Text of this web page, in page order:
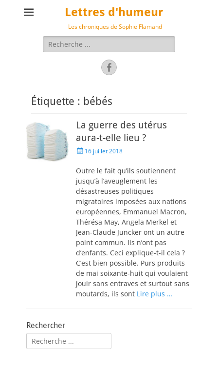
Lettres d'humeur
Les chroniques de Sophie Flamand
Rechercher :
Facebook
Étiquette : bébés
La guerre des utérus
aura-t-elle lieu ?
Posted16 juillet 2018
Outre le fait qu’ils soutiennent
jusqu’à l’aveuglement les
désastreuses politiques
migratoires imposées aux nations
européennes, Emmanuel Macron,
Thérésa May, Angela Merkel et
Jean-Claude Juncker ont un autre
point commun. Ils n’ont pas
d’enfants. Ceci explique-t-il cela ?
C’est bien possible. Purs produits
de mai soixante-huit qui voulaient
jouir sans entraves et surtout sans
moutards, ils sont Lire plus …
Rechercher
Rechercher :